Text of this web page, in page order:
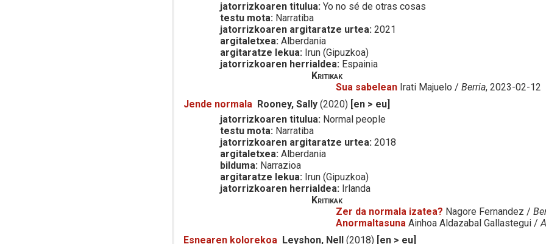
jatorrizkoaren titulua: Yo no sé de otras cosas
testu mota: Narratiba
jatorrizkoaren argitaratze urtea: 2021
argitaletxea: Alberdania
argitaratze lekua: Irun (Gipuzkoa)
jatorrizkoaren herrialdea: Espainia
Kritikak
Sua sabelean Irati Majuelo /Berria, 2023-02-12
Jende normala Rooney, Sally (2020) [en > eu]
jatorrizkoaren titulua: Normal people
testu mota: Narratiba
jatorrizkoaren argitaratze urtea: 2018
argitaletxea: Alberdania
bilduma: Narrazioa
argitaratze lekua: Irun (Gipuzkoa)
jatorrizkoaren herrialdea: Irlanda
Kritikak
Zer da normala izatea? Nagore Fernandez /
Anormaltasuna Ainhoa Aldazabal Gallastegui /
Esnearen kolorekoa Leyshon, Nell (2018) [en > eu]